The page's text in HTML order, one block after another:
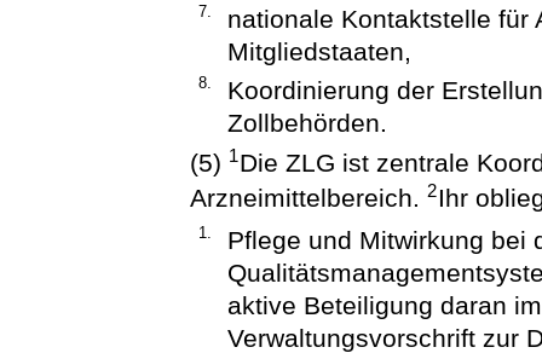
7.
nationale Kontaktstelle für
Mitgliedstaaten,
8.
Koordinierung der
Zollbehörden.
(5) 1Die ZLG ist zentrale
Arzneimittelbereich.2Ihr
1.
Pflege und Mitwirkung bei
aktive Beteiligung daran
Verwaltungsvorschrift zur